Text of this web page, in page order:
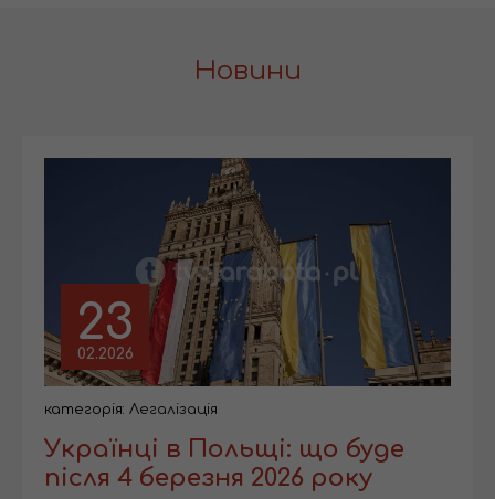
Новини
23
02.2026
категорія: Легалізація
Українці в Польщі: що буде
після 4 березня 2026 року